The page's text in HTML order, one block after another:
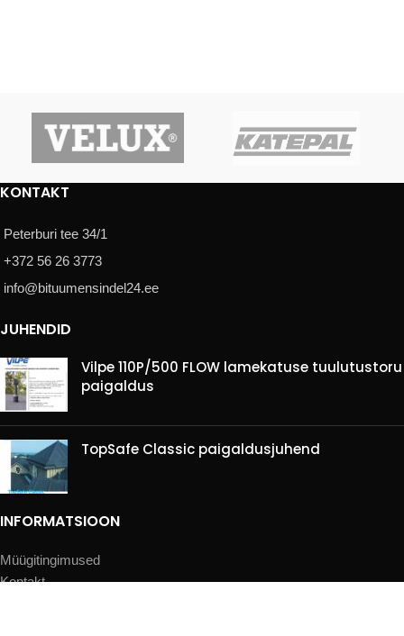
KONTAKT
Peterburi tee 34/1
+372 56 26 3773
info@bituumensindel24.ee
JUHENDID
Vilpe 110P/500 FLOW lamekatuse tuulutustoru
paigaldus
TopSafe Classic paigaldusjuhend
INFORMATSIOON
Müügitingimused
Kontakt